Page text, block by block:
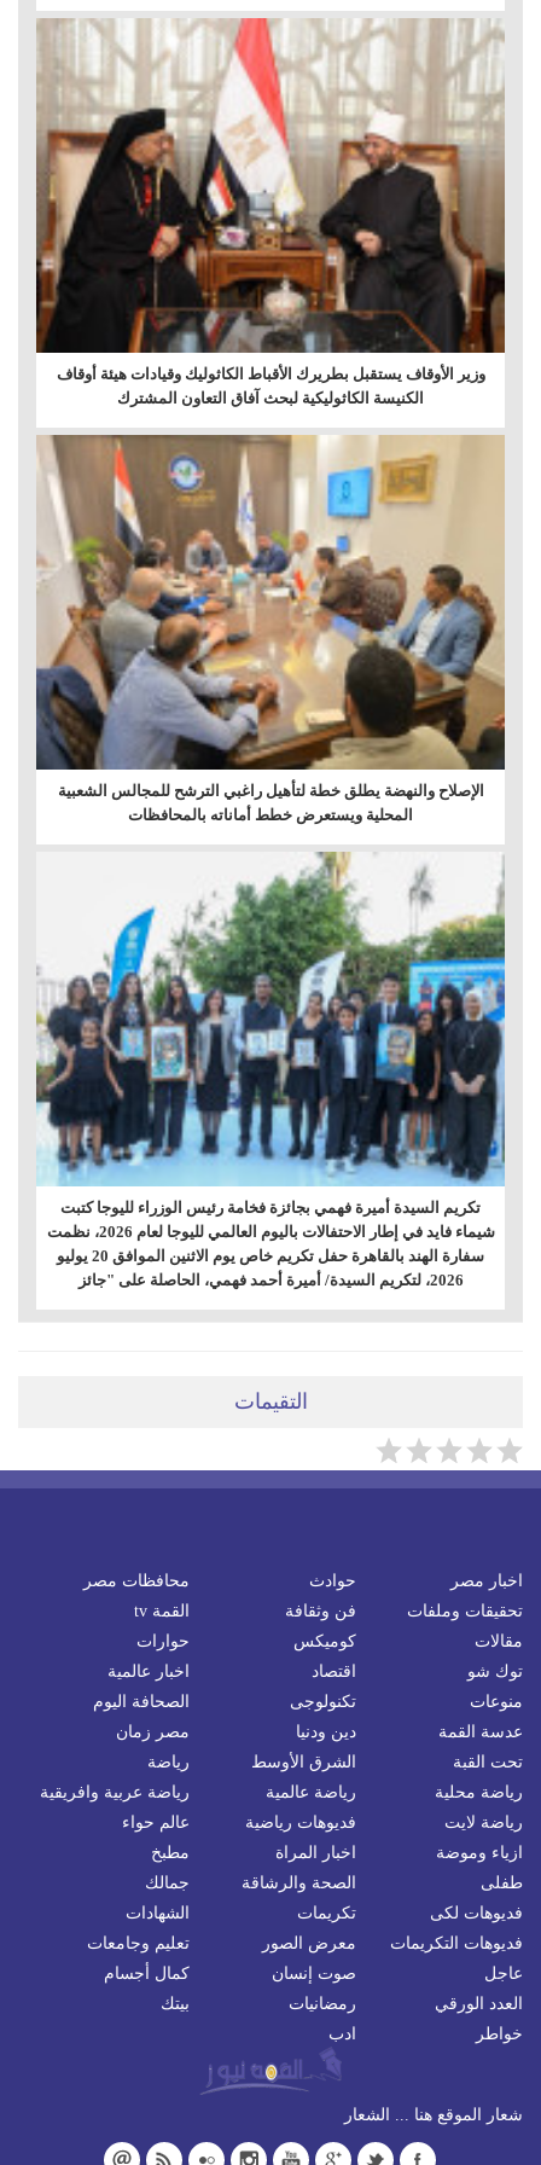
وزير الأوقاف يستقبل بطريرك الأقباط الكاثوليك وقيادات هيئة أوقاف
الكنيسة الكاثوليكية لبحث آفاق التعاون المشترك
الإصلاح والنهضة يطلق خطة لتأهيل راغبي الترشح للمجالس الشعبية
المحلية ويستعرض خطط أماناته بالمحافظات
تكريم السيدة أميرة فهمي بجائزة فخامة رئيس الوزراء لليوجا كتبت
شيماء فايد في إطار الاحتفالات باليوم العالمي لليوجا لعام 2026، نظمت
سفارة الهند بالقاهرة حفل تكريم خاص يوم الاثنين الموافق 20 يوليو
2026، لتكريم السيدة/ أميرة أحمد فهمي، الحاصلة على "جائز
التقيمات
اخبار مصر حوادث
محافظات مصر
تحقيقات وملفات
فن وثقافة
القمة tv
مقالات
كوميكس
حوارات
توك شو
اقتصاد
اخبار عالمية
منوعات
تكنولوجى
الصحافة اليوم
عدسة القمة
دين ودنيا
مصر زمان
تحت القبة
الشرق الأوسط
رياضة
رياضة محلية
رياضة عالمية
رياضة عربية وافريقية
رياضة لايت
فديوهات رياضية
عالم حواء
ازياء وموضة
اخبار المراة
مطبخ
طفلى
الصحة والرشاقة
جمالك
فديوهات لكى
تكريمات
الشهادات
فديوهات التكريمات
معرض الصور
تعليم وجامعات
عاجل
صوت إنسان
كمال أجسام
العدد الورقي
رمضانيات
بيتك
خواطر
ادب
شعار الموقع هنا ... الشعار